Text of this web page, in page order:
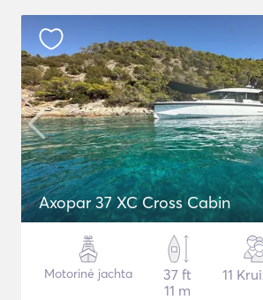
Axopar 37 XC Cross Cabin
Motorinė jachta
37 ft
11 m
11